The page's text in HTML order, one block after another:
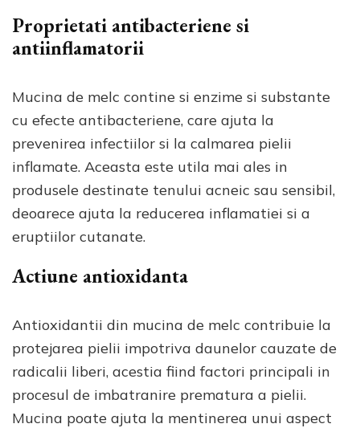
Proprietati antibacteriene si
antiinflamatorii
Mucina de melc contine si enzime si substante
cu efecte antibacteriene, care ajuta la
prevenirea infectiilor si la calmarea pielii
inflamate. Aceasta este utila mai ales in
produsele destinate tenului acneic sau sensibil,
deoarece ajuta la reducerea inflamatiei si a
eruptiilor cutanate.
Actiune antioxidanta
Antioxidantii din mucina de melc contribuie la
protejarea pielii impotriva daunelor cauzate de
radicalii liberi, acestia fiind factori principali in
procesul de imbatranire prematura a pielii.
Mucina poate ajuta la mentinerea unui aspect